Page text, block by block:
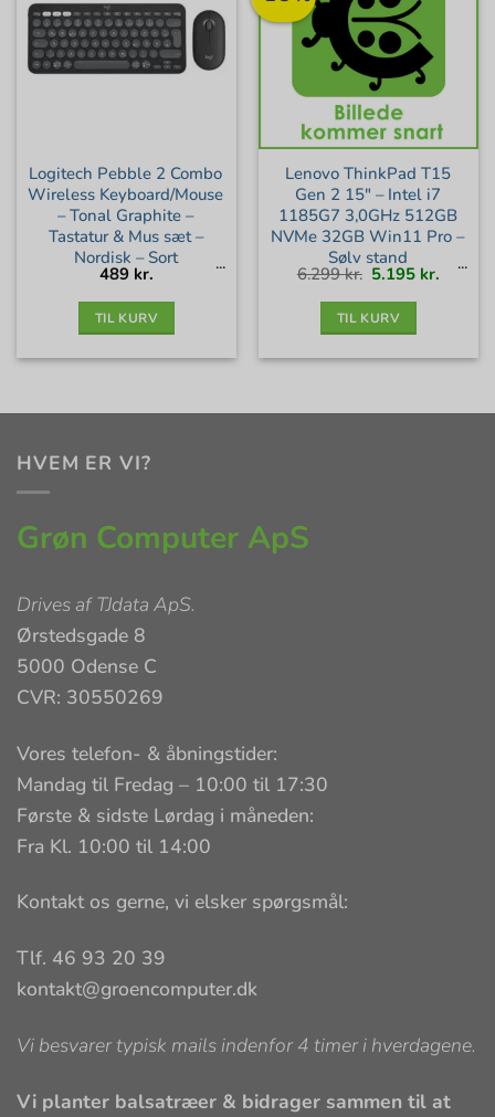
Logitech Pebble 2 Combo
Wireless Keyboard/Mouse
– Tonal Graphite –
Tastatur & Mus sæt –
Nordisk – Sort
489 kr.
TIL KURV
Lenovo ThinkPad T15
Gen 2 15″ – Intel i7
1185G7 3,0GHz 512GB
NVMe 32GB Win11 Pro –
Sølv stand
6.299kr. Den
oprindelige
pris
5.195 kr. Den
TIL KURV
HVEM ER VI?
Grøn Computer ApS
Drives afTJdata ApS.
Ørstedsgade 8
5000 Odense C
CVR: 30550269
Vores telefon- & åbningstider:
Mandag til Fredag – 10:00 til 17:30
Første & sidste Lørdag i måneden:
Fra Kl. 10:00 til 14:00
Kontakt os gerne, vi elsker spørgsmål:
Tlf. 46 93 20 39
kontakt@groencomputer.dk
Vi besvarer typisk mails indenfor 4 timer i hverdagene.
Vi planter balsatræer & bidrager sammen til at